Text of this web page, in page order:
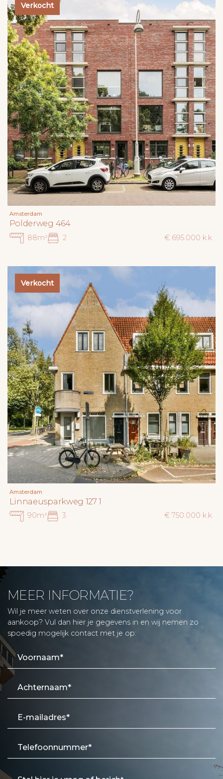
Verkocht
Amsterdam
Polderweg 464
88m² 2 € 695.000 k.k.
Verkocht
Amsterdam
Linnaeusparkweg 127 1
90m² 3 € 750.000 k.k.
MEER INFORMATIE?
Wil je meer weten over onze dienstverlening voor
aankoop? Vul dan hier je gegevens in en wij nemen zo
spoedig mogelijk contact met je op: